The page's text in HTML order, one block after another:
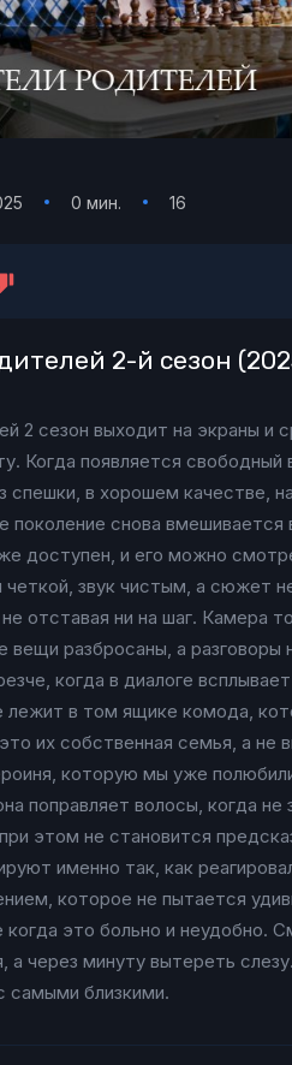
0 мин. 16
2-й сезон
2 сезон выходит на экраны и
Когда появляется
спешки, в хорошем качестве,
поколение снова
доступен, и его можно
четкой, звук чистым, а сюжет
отставая ни на шаг. Камера
вещи разбросаны, а
когда в диалоге
лежит в том ящике комода,
их собственная семья, а
которую мы уже
поправляет волосы, когда
этом не становится
именно так, как
которое не пытается
это больно и неудобно.
через минуту вытереть
самыми близкими.